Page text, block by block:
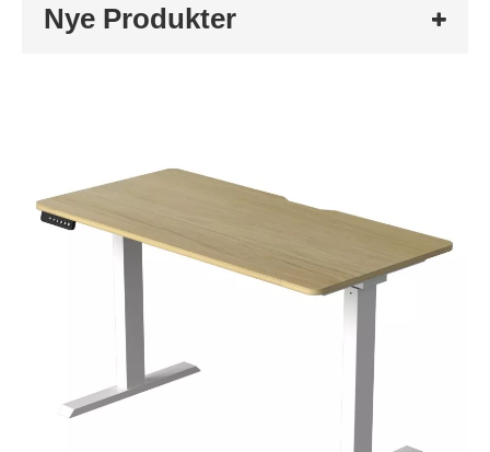
Nye Produkter